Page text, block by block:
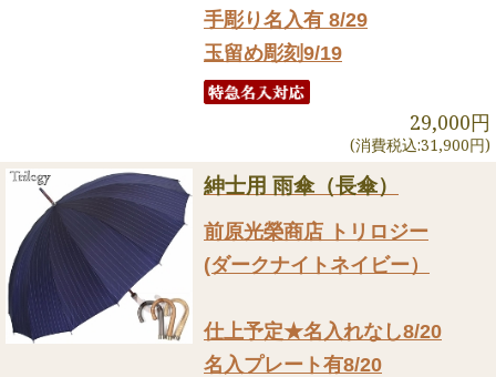
手彫り名入有 8/29
玉留め彫刻9/19
29,000円
(消費税込:31,900円)
紳士用 雨傘（長傘）
前原光榮商店 トリロジー
(ダークナイトネイビー）
仕上予定★名入れなし8/20
名入プレート有8/20